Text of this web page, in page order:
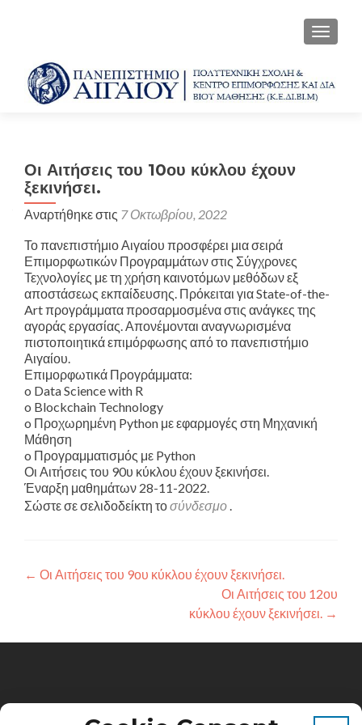
Οι Αιτήσεις του 10ου κύκλου έχουν
ξεκινήσει.
Αναρτήθηκε στις 7 Οκτωβρίου, 2022
Το πανεπιστήμιο Αιγαίου προσφέρει μια σειρά
Επιμορφωτικών Προγραμμάτων στις Σύγχρονες
Τεχνολογίες με τη χρήση καινοτόμων μεθόδων εξ
αποστάσεως εκπαίδευσης. Πρόκειται για State-of-the-
Art προγράμματα προσαρμοσμένα στις ανάγκες της
αγοράς εργασίας. Απονέμονται αναγνωρισμένα
πιστοποιητικά επιμόρφωσης από το πανεπιστήμιο
Αιγαίου.
Επιμορφωτικά Προγράμματα:
o Data Science with R
o Blockchain Technology
o Προχωρημένη Python με εφαρμογές στη Μηχανική
Μάθηση
o Προγραμματισμός με Python
Οι Αιτήσεις του 90υ κύκλου έχουν ξεκινήσει.
Έναρξη μαθημάτων 28-11-2022.
Σώστε σε σελιδοδείκτη τοσύνδεσμο .
Πλοήγηση
← Οι Αιτήσεις του 9ου κύκλου έχουν ξεκινήσει.
Οι Αιτήσεις του 12ου
κύκλου έχουν ξεκινήσει. →
Πανεπιστήμιο Αιγαίου. Κτίριο Λυμπέρη, Παλαμά 2 &